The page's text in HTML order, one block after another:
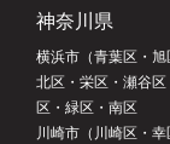
神奈川県
横浜市（青葉区・
北区・栄区・瀬谷
区・緑区・南区
川崎市（川崎区・